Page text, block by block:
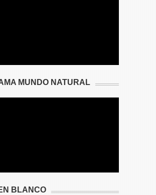
MUNDO NATURAL
BLANCO